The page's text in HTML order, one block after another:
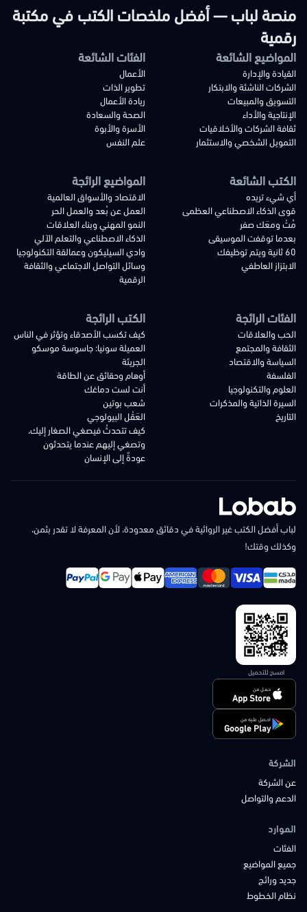
منصة لباب — أفضل ملخصات الكتب في مكتبة
رقمية
المواضيع الشائعة
القيادة والإدارة
الشركات الناشئة والابتكار
التسويق والمبيعات
الإنتاجية والأداء
ثقافة الشركات والأخلاقيات
التمويل الشخصي والاستثمار
الفئات الشائعة
الأعمال
تطوير الذات
ريادة الأعمال
الصحة والسعادة
الأسرة والأبوة
علم النفس
الكتب الشائعة
أي شيء تريده
قوى الذكاء الاصطناعي العظمى
مُتْ ومعَك صفر
بعدما توقفت الموسيقى
60 ثانية ويتم توظيفك
الابتزاز العاطفي
المواضيع الرائجة
الاقتصاد والأسواق العالمية
العمل عن بُعد والعمل الحر
النمو المهني وبناء العلاقات
الذكاء الاصطناعي والتعلم الآلي
وادي السيليكون وعمالقة التكنولوجيا
وسائل التواصل الاجتماعي والثقافة
الرقمية
الفئات الرائجة
الحب والعلاقات
الثقافة والمجتمع
السياسة والاقتصاد
الفلسفة
العلوم والتكنولوجيا
السيرة الذاتية والمذكرات
التاريخ
الكتب الرائجة
كيف تكسب الأصدقاء وتؤثر في الناس
العميلة سونيا: جاسوسة موسكو
الجريئة
أوهام وحقائق عن الطاقة
أنت لست دماغك
شعب بوتين
العَقْل البيولوجي
كيف تتحدثُ فيصغي الصغار إليك،
وتصغي إليهم عندما يتحدثون
عودةٌ إلى الإنسان
لباب أفضل الكتب غير الروائية في دقائق معدودة، لأن المعرفة لا تقدر بثمن،
وكذلك وقتك!
امسح للتحميل
حمل من
App Store
احصل عليه من
Google Play
الشركة
عن الشركة
الدعم والتواصل
الموارد
الفئات
جميع المواضيع
جديد ورائج
نظام الخطوط